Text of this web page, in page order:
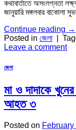
কথাবার্তাতে অসংলগ্নতা
জানুয়ারি মঙ্গলবার
Continue reading →
Posted in জেলা
Leave a comment
জেলা
মা ও দাদাকে
আহত ৩
Posted on